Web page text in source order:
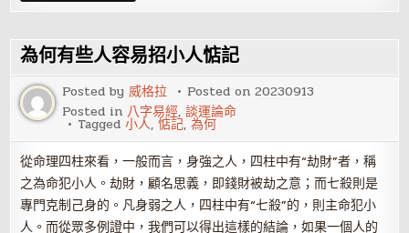
星
中
的
命
主
星
了
解
真
實
的
自
己
為何有些人容易招小人惦記
Posted by威格拉 Posted on20230913
Posted in 八字易經,談運論命
Tagged小人,惦記,為何
從命理四柱來看，一般而言，身強之人，四柱中有“劫財”者，稱
之為命犯小人。劫財，顧名思義，即錢財被劫之意；而七殺則是
專門克制己身的。凡身弱之人，四柱中有“七殺”的，則主命犯小
人。而從眾多例證中，我們可以得出這樣的結論，如果一個人的